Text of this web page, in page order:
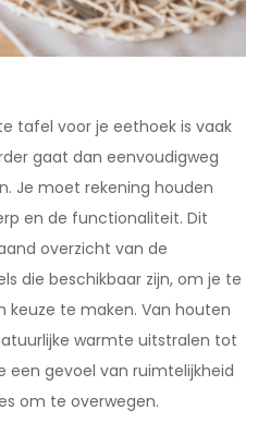
tafel voor je eethoek is vaak
gaat dan eenvoudigweg
Je moet rekening houden
en de functionaliteit. Dit
overzicht van de
die beschikbaar zijn, om je te
keuze te maken. Van houten
warmte uitstralen tot
een gevoel van ruimtelijkheid
om te overwegen.